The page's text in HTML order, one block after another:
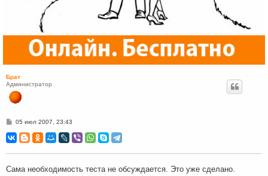
Брат
Администратор
С
о
б
и
05 июл 2007, 23:43
Сама необходимость теста не обсуждается. Это уже сделано.